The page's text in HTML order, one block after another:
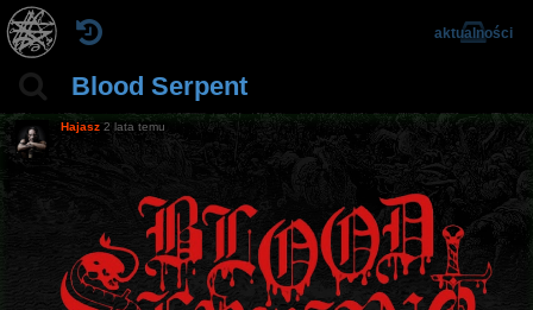
Blood Serpent
aktualności
Hajasz 2 lata temu